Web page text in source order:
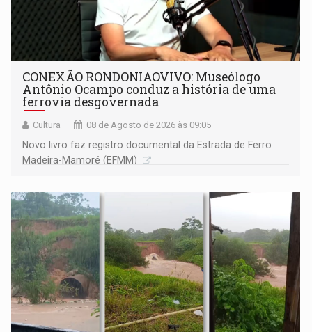
CONEXÃO RONDONIAOVIVO: Museólogo
Antônio Ocampo conduz a história de uma
ferrovia desgovernada
Cultura 08 de Agosto de 2026 às 09:05
Novo livro faz registro documental da Estrada de Ferro
Madeira-Mamoré (EFMM)